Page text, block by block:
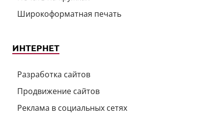
Широкоформатная печать
ИНТЕРНЕТ
Разработка сайтов
Продвижение сайтов
Реклама в социальных сетях